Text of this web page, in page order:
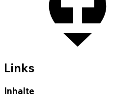
Links
Inhalte